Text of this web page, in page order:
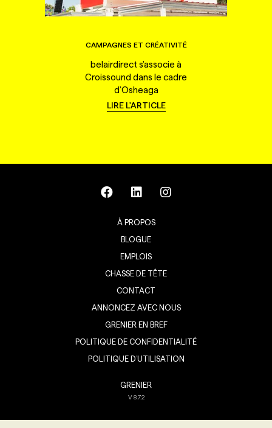
CAMPAGNES ET CRÉATIVITÉ
belairdirect s'associe à
Croissound dans le cadre
d'Osheaga
LIRE L'ARTICLE
À PROPOS
BLOGUE
EMPLOIS
CHASSE DE TÊTE
CONTACT
ANNONCEZ AVEC NOUS
GRENIER EN BREF
POLITIQUE DE CONFIDENTIALITÉ
POLITIQUE D’UTILISATION
GRENIER
V8.7.2